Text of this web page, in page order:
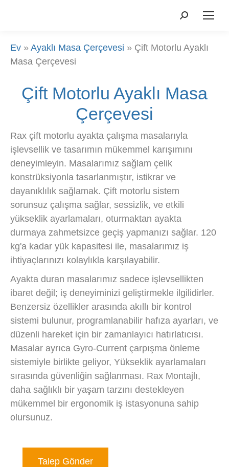
Aramak:
Ev » Ayaklı Masa Çerçevesi » Çift Motorlu Ayaklı
Masa Çerçevesi
Çift Motorlu Ayaklı Masa
Çerçevesi
Rax çift motorlu ayakta çalışma masalarıyla
işlevsellik ve tasarımın mükemmel karışımını
deneyimleyin. Masalarımız sağlam çelik
konstrüksiyonla tasarlanmıştır, istikrar ve
dayanıklılık sağlamak. Çift motorlu sistem
sorunsuz çalışma sağlar, sessizlik, ve etkili
yükseklik ayarlamaları, oturmaktan ayakta
durmaya zahmetsizce geçiş yapmanızı sağlar. 120
kg'a kadar yük kapasitesi ile, masalarımız iş
ihtiyaçlarınızı kolaylıkla karşılayabilir.
Ayakta duran masalarımız sadece işlevsellikten
ibaret değil; iş deneyiminizi geliştirmekle ilgilidirler.
Benzersiz özellikler arasında akıllı bir kontrol
sistemi bulunur, programlanabilir hafıza ayarları, ve
düzenli hareket için bir zamanlayıcı hatırlatıcısı.
Masalar ayrıca Gyro-Current çarpışma önleme
sistemiyle birlikte geliyor, Yükseklik ayarlamaları
sırasında güvenliğin sağlanması. Rax Montajlı,
daha sağlıklı bir yaşam tarzını destekleyen
mükemmel bir ergonomik iş istasyonuna sahip
olursunuz.
Talep Gönder